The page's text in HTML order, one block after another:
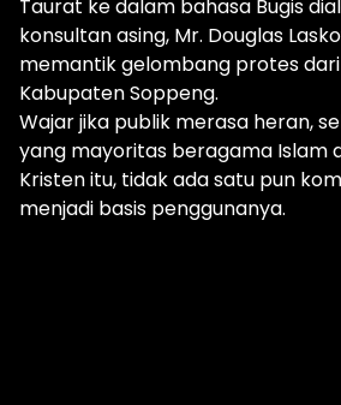
Taurat ke dalam bahasa Bugis
konsultan asing, Mr. Douglas
memantik gelombang protes
Kabupaten Soppeng.
Wajar jika publik merasa heran,
yang mayoritas beragama Islam
Kristen itu, tidak ada satu pun
menjadi basis penggunanya.